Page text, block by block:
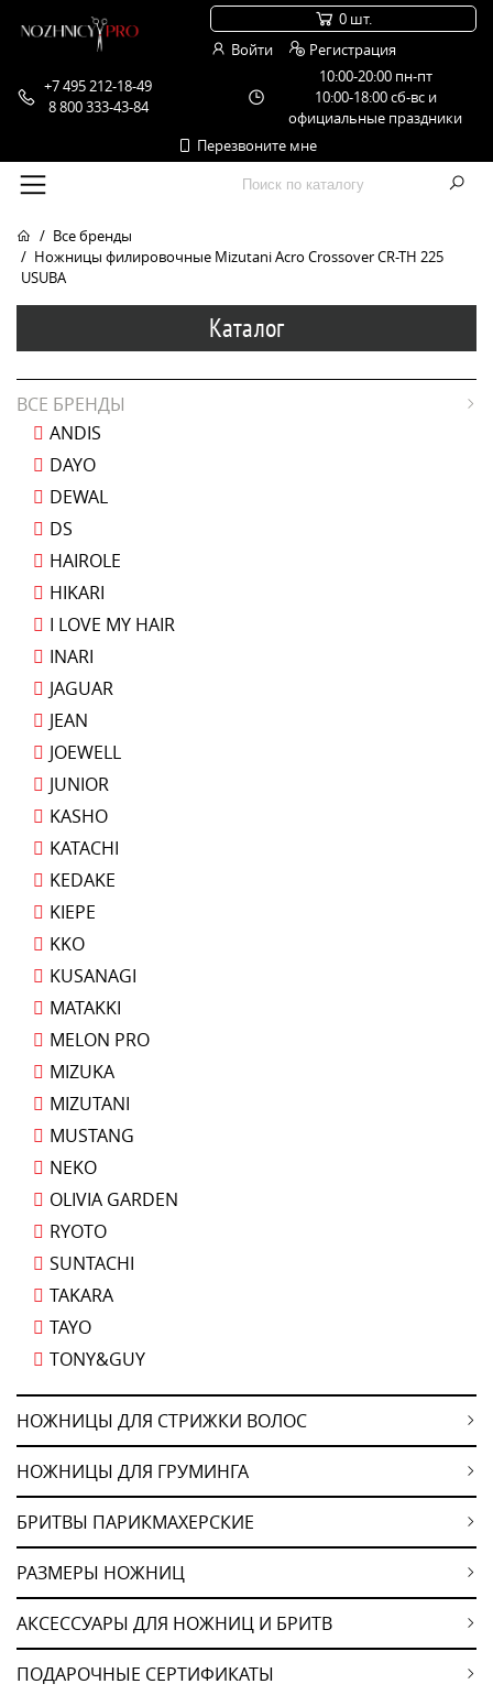
+7 495 212-18-49
8 800 333-43-84
10:00-20:00 пн-пт
10:00-18:00 сб-вс и
официальные праздники
Перезвоните мне
0 шт.
Войти
Регистрация
Все бренды
Ножницы филировочные Mizutani Acro Crossover CR-TH 225
USUBA
Каталог
ВСЕ БРЕНДЫ
ANDIS
DAYO
DEWAL
DS
HAIROLE
HIKARI
I LOVE MY HAIR
INARI
JAGUAR
JEAN
JOEWELL
JUNIOR
KASHO
KATACHI
KEDAKE
KIEPE
KKO
KUSANAGI
MATAKKI
MELON PRO
MIZUKA
MIZUTANI
MUSTANG
NEKO
OLIVIA GARDEN
RYOTO
SUNTACHI
TAKARA
TAYO
TONY&GUY
НОЖНИЦЫ ДЛЯ СТРИЖКИ ВОЛОС
НОЖНИЦЫ ДЛЯ ГРУМИНГА
БРИТВЫ ПАРИКМАХЕРСКИЕ
РАЗМЕРЫ НОЖНИЦ
АКСЕССУАРЫ ДЛЯ НОЖНИЦ И БРИТВ
ПОДАРОЧНЫЕ СЕРТИФИКАТЫ